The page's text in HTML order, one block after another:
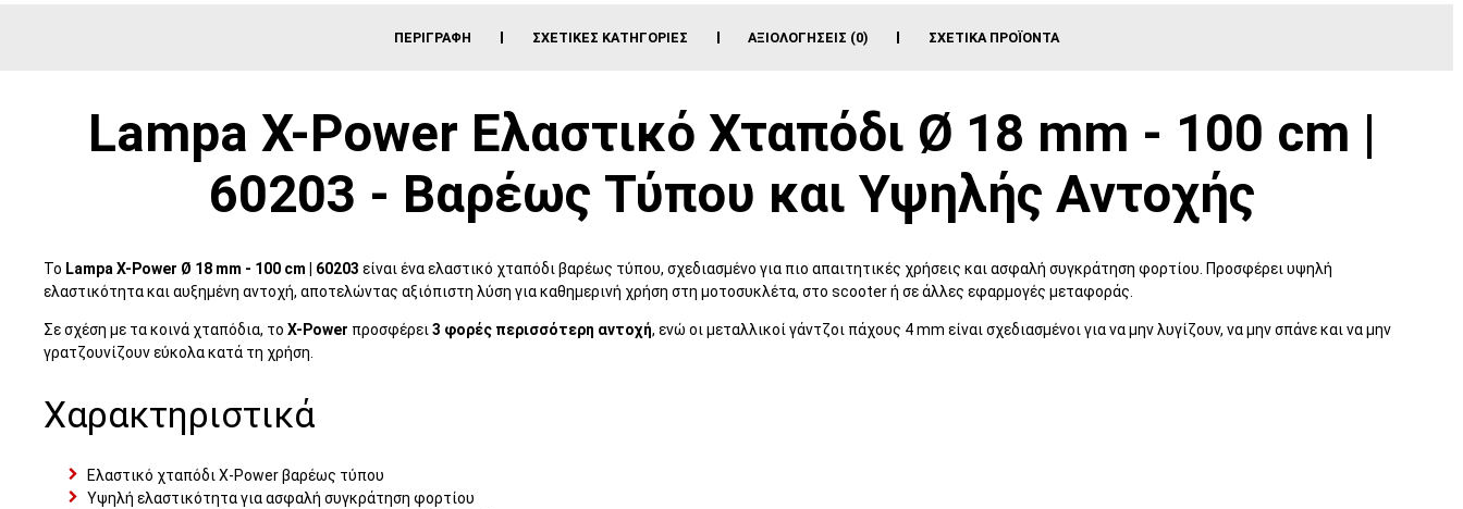
ΠΕΡΙΓΡΑΦΉ ΣΧΕΤΙΚΈΣ ΚΑΤΗΓΟΡΊΕΣ ΑΞΙΟΛΟΓΉΣΕΙΣ (0) ΣΧΕΤΙΚΆ ΠΡΟΪΌΝΤΑ
Lampa X-Power Ελαστικό Χταπόδι Ø 18 mm - 100 cm |
60203 - Βαρέως Τύπου και Υψηλής Αντοχής
Το Lampa X-Power Ø 18 mm - 100 cm | 60203 είναι ένα ελαστικό χταπόδι βαρέως τύπου, σχεδιασμένο για πιο απαιτητικές χρήσεις και ασφαλή συγκράτηση φορτίου. Προσφέρει υψηλή
ελαστικότητα και αυξημένη αντοχή, αποτελώντας αξιόπιστη λύση για καθημερινή χρήση στη μοτοσυκλέτα, στο scooter ή σε άλλες εφαρμογές μεταφοράς.
Σε σχέση με τα κοινά χταπόδια, το X-Power προσφέρει3 φορές περισσότερη αντοχή, ενώ οι μεταλλικοί γάντζοι πάχους 4 mm είναι σχεδιασμένοι για να μην λυγίζουν, να μην σπάνε και να μην
γρατζουνίζουν εύκολα κατά τη χρήση.
Χαρακτηριστικά
Ελαστικό χταπόδι X-Power βαρέως τύπου
Υψηλή ελαστικότητα για ασφαλή συγκράτηση φορτίου